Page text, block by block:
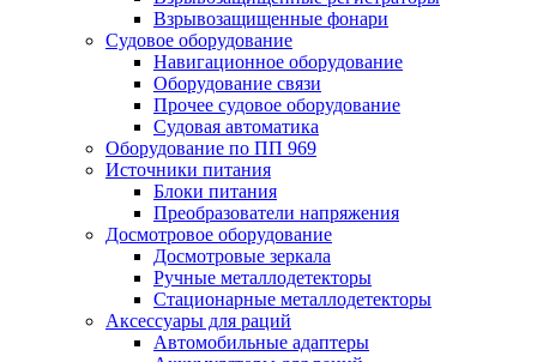
Взрывозащищенные фонари
Судовое оборудование
Навигационное оборудование
Оборудование связи
Прочее судовое оборудование
Судовая автоматика
Оборудование по ПП 969
Источники питания
Блоки питания
Преобразователи напряжения
Досмотровое оборудование
Досмотровые зеркала
Ручные металлодетекторы
Стационарные металлодетекторы
Аксессуары для раций
Автомобильные адаптеры